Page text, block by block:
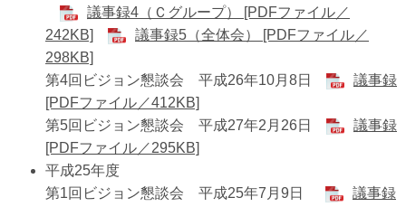
議事録4（Ｃグループ） [PDFファイル／
242KB]
議事録5（全体会） [PDFファイル／
298KB]
第4回ビジョン懇談会 平成26年10月8日
議事録
[PDFファイル／412KB]
第5回ビジョン懇談会 平成27年2月26日
議事録
[PDFファイル／295KB]
平成25年度
第1回ビジョン懇談会 平成25年7月9日
議事録